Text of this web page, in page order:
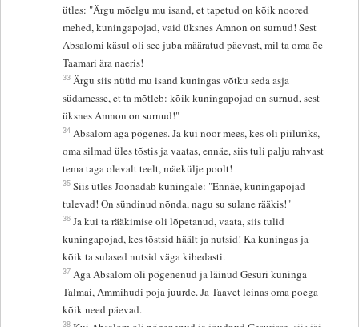
ütles: "Ärgu mõelgu mu isand, et tapetud on kõik noored
mehed, kuningapojad, vaid üksnes Amnon on surnud! Sest
Absalomi käsul oli see juba määratud päevast, mil ta oma õe
Taamari ära naeris!
33 Ärgu siis nüüd mu isand kuningas võtku seda asja
südamesse, et ta mõtleb: kõik kuningapojad on surnud, sest
üksnes Amnon on surnud!"
34 Absalom aga põgenes. Ja kui noor mees, kes oli piiluriks,
oma silmad üles tõstis ja vaatas, ennäe, siis tuli palju rahvast
tema taga olevalt teelt, mäekülje poolt!
35 Siis ütles Joonadab kuningale: "Ennäe, kuningapojad
tulevad! On sündinud nõnda, nagu su sulane rääkis!"
36 Ja kui ta rääkimise oli lõpetanud, vaata, siis tulid
kuningapojad, kes tõstsid häält ja nutsid! Ka kuningas ja
kõik ta sulased nutsid väga kibedasti.
37 Aga Absalom oli põgenenud ja läinud Gesuri kuninga
Talmai, Ammihudi poja juurde. Ja Taavet leinas oma poega
kõik need päevad.
38